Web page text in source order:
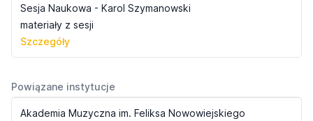
Sesja Naukowa - Karol Szymanowski
materiały z sesji
Szczegóły
Powiązane instytucje
Akademia Muzyczna im. Feliksa Nowowiejskiego